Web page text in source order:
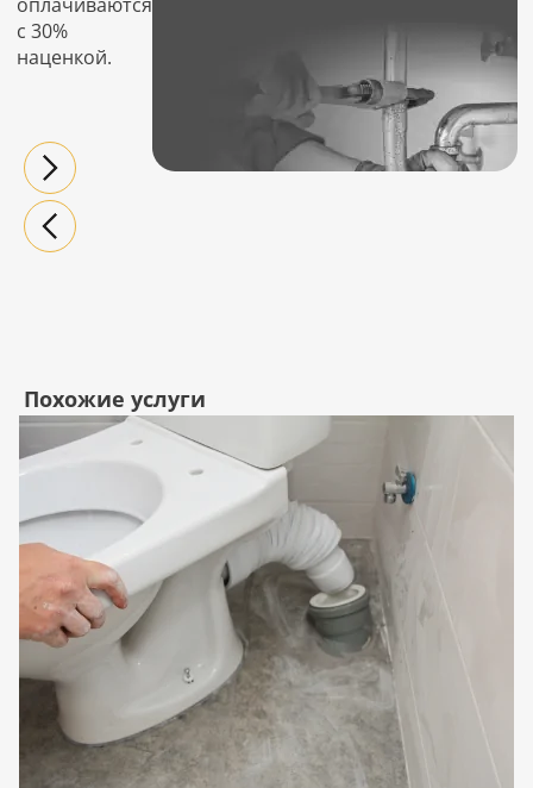
оплачиваются
с 30%
наценкой.
Похожие услуги